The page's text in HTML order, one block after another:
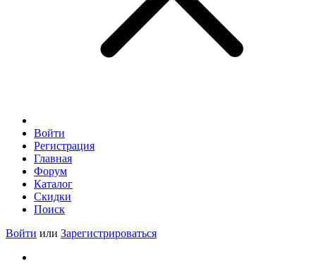
Войти
Регистрация
Главная
Форум
Каталог
Скидки
Поиск
Войти или Зарегистрироваться